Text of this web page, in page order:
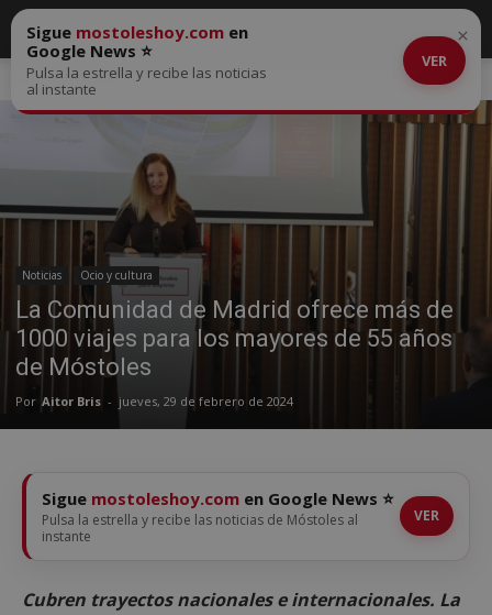
Inicio Noticias
Noticias Ocio y cultura
La Comunidad de Madrid ofrece más de
1000 viajes para los mayores de 55 años
de Móstoles
Por Aitor Bris - jueves, 29 de febrero de 2024
Sigue mostoleshoy.com en
Google News ⭐
Pulsa la estrella y recibe las noticias
al instante
VER
×
Sigue mostoleshoy.com en Google News ⭐
Pulsa la estrella y recibe las noticias de Móstoles al
instante
VER
Cubren trayectos nacionales e internacionales. La